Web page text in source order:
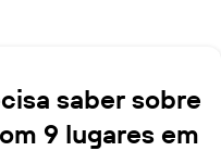
saber sobre
9 lugares em